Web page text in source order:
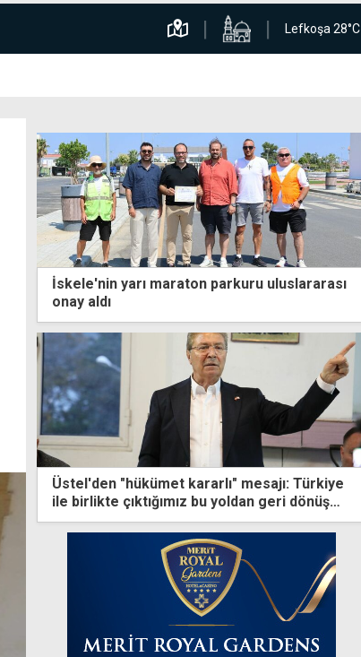
Lefkoşa 28°C
İskele'nin yarı maraton parkuru uluslararası
onay aldı
Üstel'den "hükümet kararlı" mesajı: Türkiye
ile birlikte çıktığımız bu yoldan geri dönüş
yok